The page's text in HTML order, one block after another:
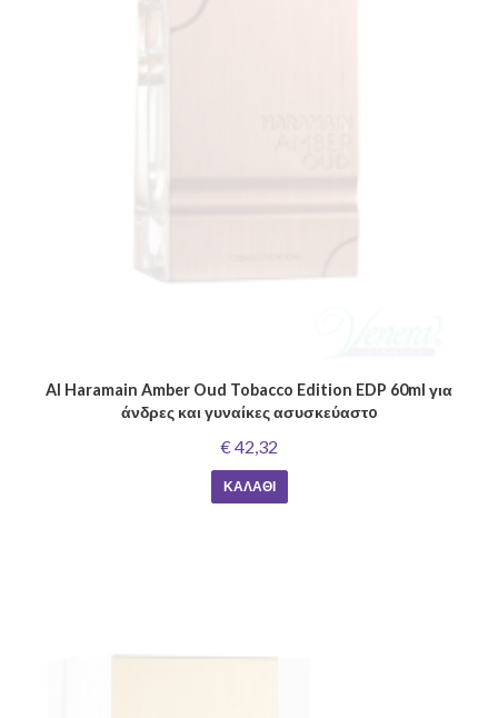
Al Haramain Amber Oud Tobacco Edition EDP 60ml για
άνδρες και γυναίκες ασυσκεύαστo
€ 42,32
ΚΑΛΆΘΙ